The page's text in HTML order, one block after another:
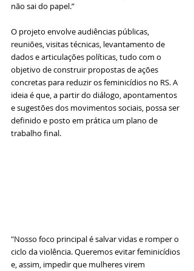
não sai do papel.”
O projeto envolve audiências públicas,
reuniões, visitas técnicas, levantamento de
dados e articulações políticas, tudo com o
objetivo de construir propostas de ações
concretas para reduzir os feminicídios no RS. A
ideia é que, a partir do diálogo, apontamentos
e sugestões dos movimentos sociais, possa ser
definido e posto em prática um plano de
trabalho final.
"Nosso foco principal é salvar vidas e romper o
ciclo da violência. Queremos evitar feminicídios
e, assim, impedir que mulheres virem